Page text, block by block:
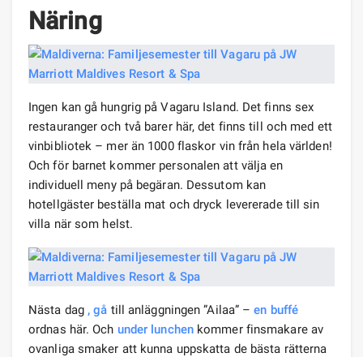
Näring
Ingen kan gå hungrig på Vagaru Island. Det finns sex
restauranger och två barer här, det finns till och med ett
vinbibliotek – mer än 1000 flaskor vin från hela världen!
Och för barnet kommer personalen att välja en
individuell meny på begäran. Dessutom kan
hotellgäster beställa mat och dryck levererade till sin
villa när som helst.
Nästa dag , gå till anläggningen ”Ailaa” –en buffé
ordnas här. Och under lunchenkommer finsmakare av
ovanliga smaker att kunna uppskatta de bästa rätterna